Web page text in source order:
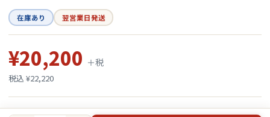
在庫あり 翌営業日発送
¥20,200 ＋税
税込 ¥22,220